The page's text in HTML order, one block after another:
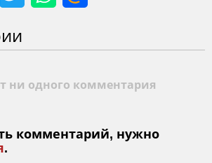
ни одного комментария
комментарий, нужно
.